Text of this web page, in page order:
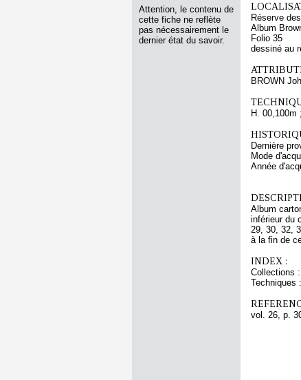
Attention, le contenu de
cette fiche ne reflète
pas nécessairement le
dernier état du savoir.
Réserve
Album
Folio 35
dessiné au
BROWN
H. 00,100m
Dernière
Mode
Année
Album
inférieur du
29, 30, 32,
à la fin de
INDEX :
Collections
Techniques
vol. 26, p.